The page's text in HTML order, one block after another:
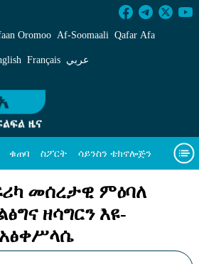
መሰረታዊ ምዕባለ ዘረጋግፅን ናብ
Oromoo Af‑Soomaali Qafar Afa
Français عربي
ቁጠባ ስፖርት ሳይንስን ቴክኖሎጅን
መሰረታዊ ምዕባለ
ዘሳግርን እዩ-